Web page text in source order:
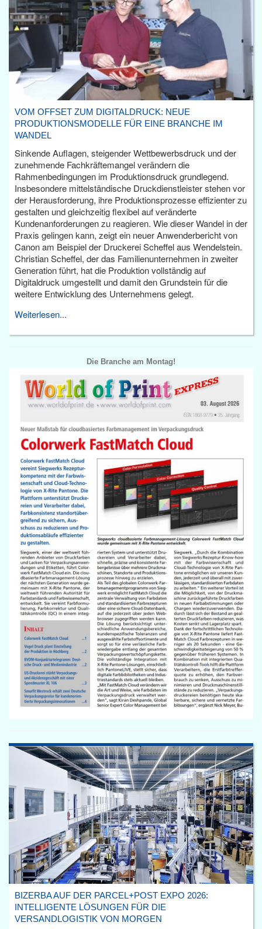
VOM OFFSET ZUM DIGITALDRUCK: NEUE
PRODUKTIONSMODELLE FÜR EINE BRANCHE IM
WANDEL
Sinkende Auflagen, steigender Wettbewerbsdruck und der
zunehmende Fachkräftemangel verändern die
Rahmenbedingungen im Produktionsdruck grundlegend.
Insbesondere mittelständische Druckdienstleister stehen vor
der Herausforderung, ihre Produktionsprozesse effizienter zu
gestalten und gleichzeitig flexibel auf veränderte
Kundenanforderungen zu reagieren. Wie dieser Wandel in der
Praxis gelingen kann, zeigt ein neuer Anwenderbericht von
Canon am Beispiel der Druckerei Scheffel aus Wendelstein.
Christian Scheffel, der das Familienunternehmen in zweiter
Generation führt, hat die Produktion vollständig auf
Digitaldruck umgestellt und damit den Grundstein für die
weitere Entwicklung des Unternehmens gelegt.
Weiterlesen...
Die Branche am Montag!
BIZERBA AUF DER PARCEL+POST EXPO 2026:
INTELLIGENTE LÖSUNGEN FÜR DIE
VERSANDLOGISTIK VON MORGEN